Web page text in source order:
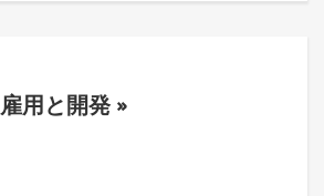
雇用と開発 »